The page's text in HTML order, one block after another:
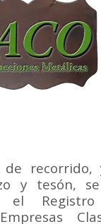
de
y tesón,
el